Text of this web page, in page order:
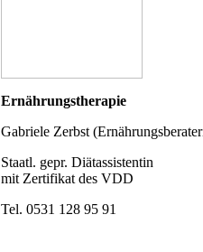
Ernährungstherapie
Gabriele Zerbst
Staatl. gepr. Diätassistentin
mit Zertifikat des VDD
Tel. 0531 128 95 91